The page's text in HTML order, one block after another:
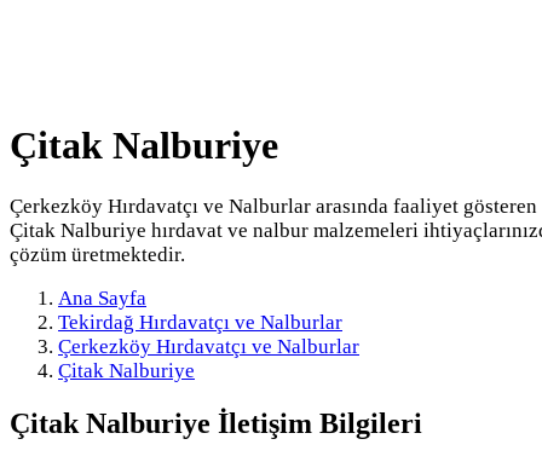
Çitak Nalburiye
Çerkezköy Hırdavatçı ve Nalburlar arasında faaliyet gösteren
Çitak Nalburiye hırdavat ve nalbur malzemeleri
çözüm üretmektedir.
Ana Sayfa
Tekirdağ Hırdavatçı ve Nalburlar
Çerkezköy Hırdavatçı ve Nalburlar
Çitak Nalburiye
Çitak Nalburiye İletişim Bilgileri